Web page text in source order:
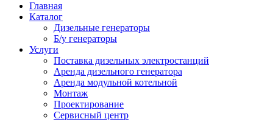
Главная
Каталог
Дизельные генераторы
Б/у генераторы
Услуги
Поставка дизельных электростанций
Аренда дизельного генератора
Аренда модульной котельной
Монтаж
Проектирование
Сервисный центр